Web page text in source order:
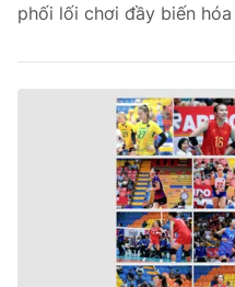
Thể thao Điện tử
phối lối chơi đầy biến